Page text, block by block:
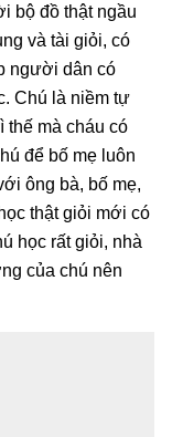
bộ đồ thật ngầu
và tài giỏi, có
người dân có
Chú là niềm tự
thế mà cháu có
để bố mẹ luôn
ông bà, bố mẹ,
thật giỏi mới có
học rất giỏi, nhà
của chú nên